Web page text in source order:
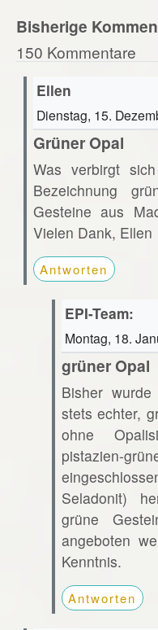
Bisherige
150 Kommentare
Ellen
Dienstag, 15.
Grüner Opal
Was verbirgt
Bezeichnung
Gesteine aus
Vielen Dank, Ellen
Antworten
EPI-Team:
Montag, 18.
grüner Opal
Bisher
stets echter,
ohne
Seladonit)
grüne
angeboten
Kenntnis.
Antworten